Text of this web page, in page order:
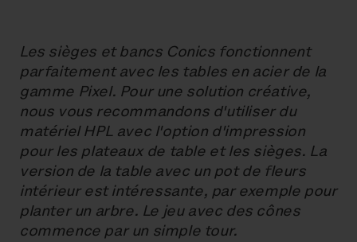
Les sièges et bancs Conics fonctionnent
parfaitement avec les tables en acier de la
gamme Pixel. Pour une solution créative,
nous vous recommandons d'utiliser du
matériel HPL avec l'option d'impression
pour les plateaux de table et les sièges. La
version de la table avec un pot de fleurs
intérieur est intéressante, par exemple pour
planter un arbre. Le jeu avec des cônes
commence par un simple tour.